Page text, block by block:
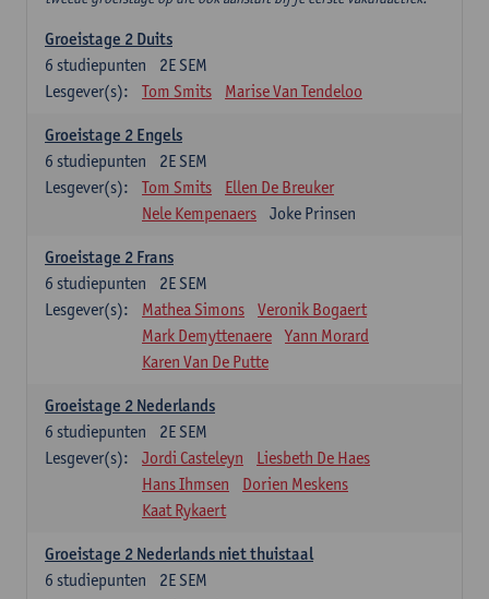
Groeistage 2 Duits
2E SEM
6 studiepunten
Lesgever(s):
Tom Smits Marise Van Tendeloo
Groeistage 2 Engels
2E SEM
6 studiepunten
Lesgever(s):
Tom Smits
Ellen De Breuker
Nele Kempenaers
Joke Prinsen
Groeistage 2 Frans
2E SEM
6 studiepunten
Lesgever(s):
Mathea Simons
Veronik Bogaert
Mark Demyttenaere
Yann Morard
Karen Van De Putte
Groeistage 2 Nederlands
2E SEM
6 studiepunten
Lesgever(s):
Jordi Casteleyn
Liesbeth De Haes
Hans Ihmsen
Dorien Meskens
Kaat Rykaert
Groeistage 2 Nederlands niet thuistaal
2E SEM
6 studiepunten